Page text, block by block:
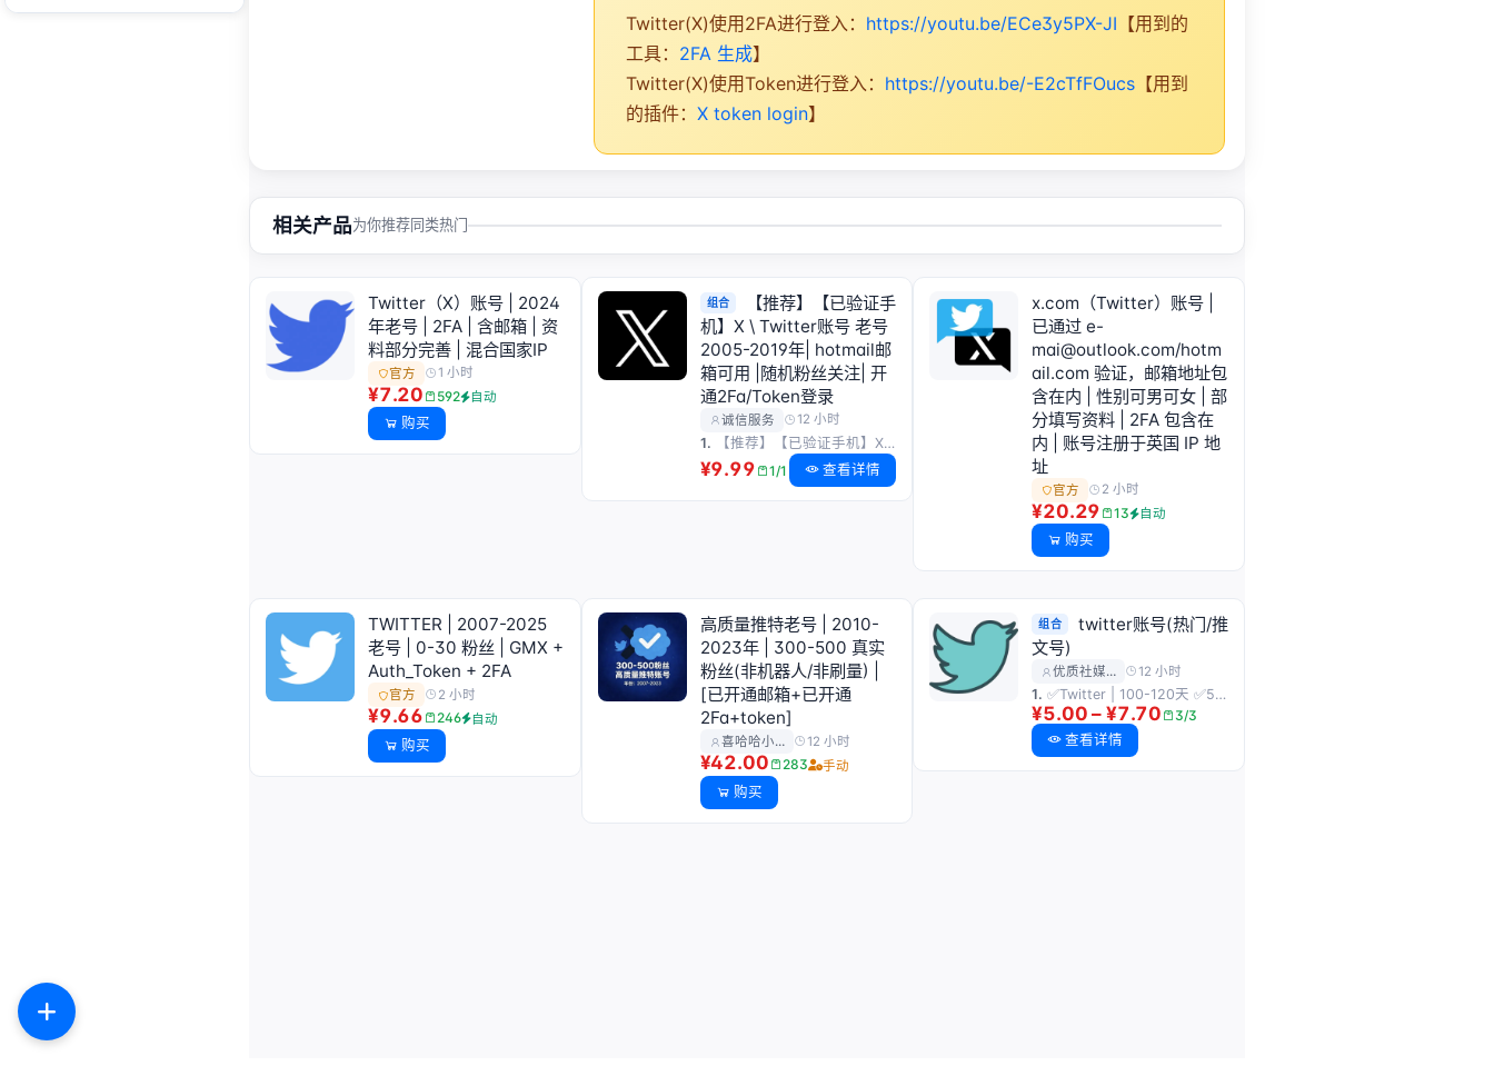
Twitter(X)使用2FA进行登入： https://youtu.be/ECe3y5PX-JI 【用到的
工具： 2FA 生成】
Twitter(X)使用Token进行登入： https://youtu.be/-E2cTfFOucs【用到
的插件： X token login】
相关产品为你推荐同类热门
Twitter（X）账号 | 2024
年老号 | 2FA | 含邮箱 | 资
料部分完善 | 混合国家IP
官方 1 小时
¥7.20 592 自动
购买
组合
【推荐】【已验证手
机】X \ Twitter账号 老号
2005-2019年| hotmail邮
箱可用 |随机粉丝关注| 开
通2Fa/Token登录
诚信服务 12 小时
1. 【推荐】【已验证手机】X \ Twitter账号 老号 2005-2019年| hotmail邮箱可用 |随机粉丝关注| 开通2Fa/Token登录
¥9.99 1/1 查看详情
x.com（Twitter）账号 |
已通过e-
mai@outlook.com/hotm
ail.com 验证，邮箱地址包
含在内 | 性别可男可女 | 部
分填写资料 | 2FA 包含在
内 | 账号注册于英国 IP 地
址
官方 2 小时
¥20.29 13 自动
购买
TWITTER | 2007-2025
老号 | 0-30 粉丝 | GMX +
Auth_Token + 2FA
官方 2 小时
¥9.66 246 自动
购买
高质量推特老号 | 2010-
2023年 | 300-500 真实
粉丝(非机器人/非刷量) |
[已开通邮箱+已开通
2Fa+token]
喜哈哈小… 12 小时
¥42.00 283 手动
购买
组合
twitter账号(热门/推
文号)
优质社媒… 12 小时
1. ✅Twitter | 100-120天 ✅50-75条推文 ✅已绑定邮箱 | 双重验证 | token
¥5.00 – ¥7.70
3/3
查看详情